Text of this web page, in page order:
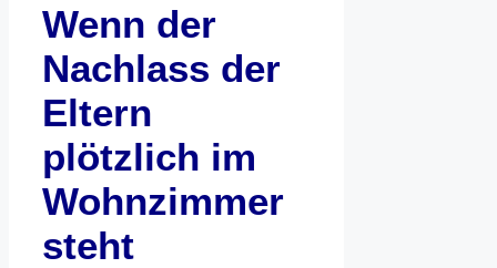
Wenn der
Nachlass der
Eltern
plötzlich im
Wohnzimmer
steht